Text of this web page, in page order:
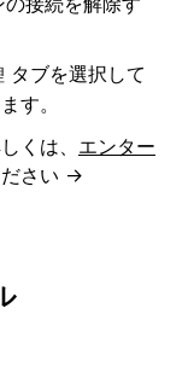
タブを選択して
す。
くは、 エンター
ださい →